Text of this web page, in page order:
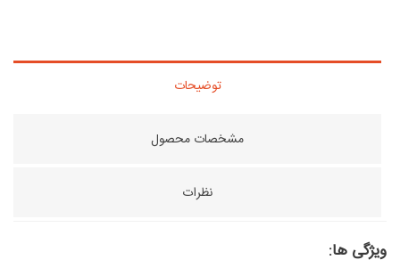
توضیحات
مشخصات محصول
نظرات
ویژگی ها: